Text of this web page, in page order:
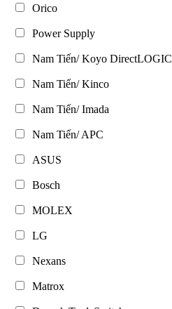
Orico
Power Supply
Nam Tiến/ Koyo DirectLOGIC
Nam Tiến/ Kinco
Nam Tiến/ Imada
Nam Tiến/ APC
ASUS
Bosch
MOLEX
LG
Nexans
Matrox